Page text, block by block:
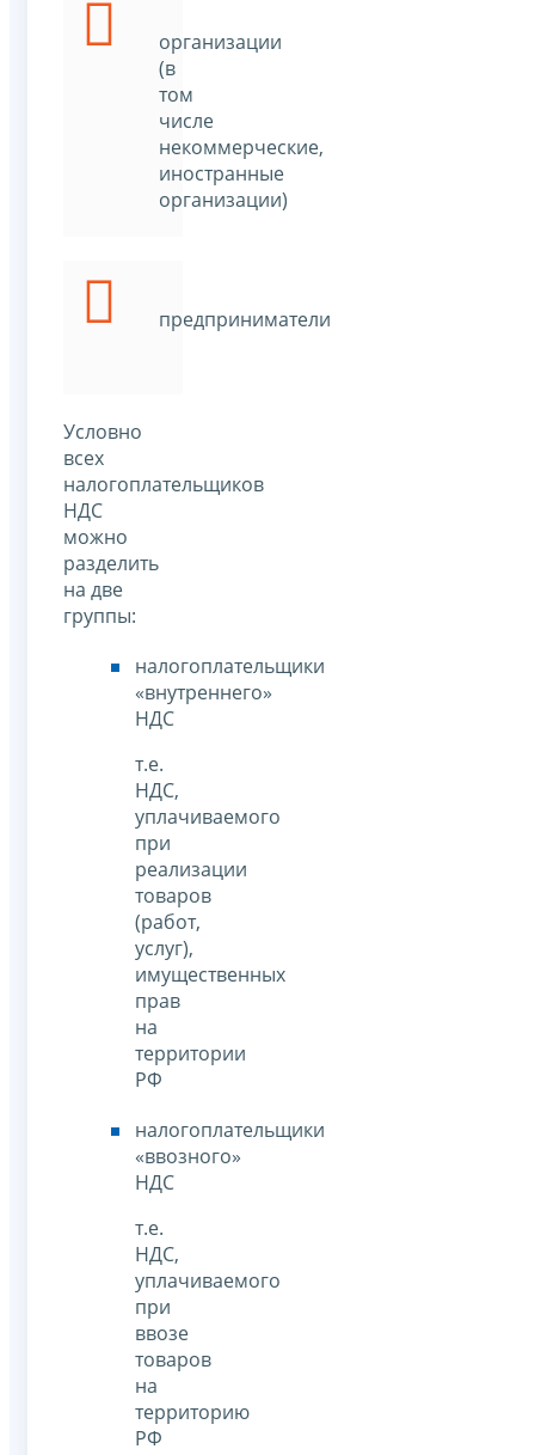
организации
(в
том
числе
некоммерческие,
иностранные
организации)
предприниматели
Условно
всех
налогоплательщиков
НДС
можно
разделить
на две
группы:
налогоплательщики
«внутреннего»
НДС
т.е.
НДС,
уплачиваемого
при
реализации
товаров
(работ,
услуг),
имущественных
прав
на
территории
РФ
налогоплательщики
«ввозного»
НДС
т.е.
НДС,
уплачиваемого
при
ввозе
товаров
на
территорию
РФ